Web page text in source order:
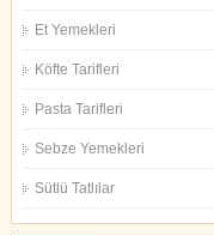
Et Yemekleri
Köfte Tarifleri
Pasta Tarifleri
Sebze Yemekleri
Sütlü Tatlılar